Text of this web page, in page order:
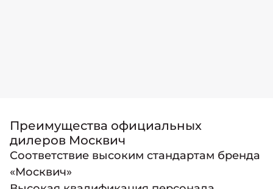
Преимущества официальных
дилеров Москвич
Соответствие высоким стандартам бренда
«Москвич»